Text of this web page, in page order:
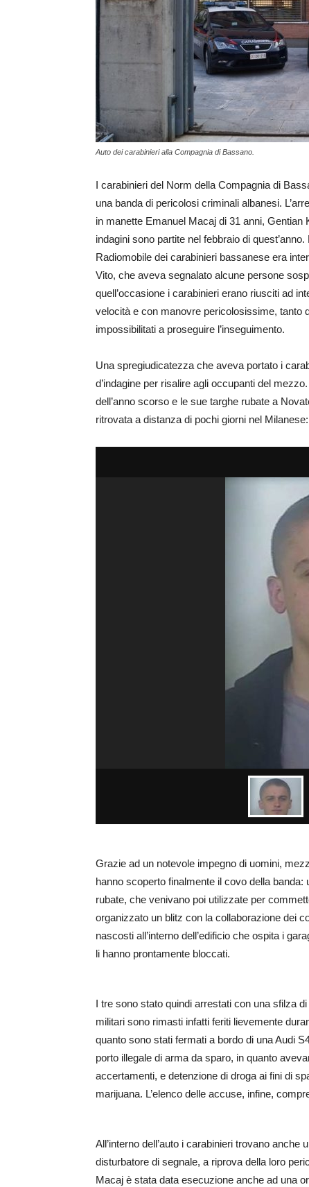
Auto dei carabinieri alla Compagnia di Bassano.
I carabinieri del Norm della Compagnia di
una banda di pericolosi criminali albanesi.
in manette Emanuel Macaj di 31 anni, Gentian
indagini sono partite nel febbraio di
Radiomobile dei carabinieri bassanese era
Vito, che aveva segnalato alcune persone
quell’occasione i carabinieri erano riusciti ad
velocità e con manovre pericolosissime, tanto
impossibilitati a proseguire l’inseguimento.
Una spregiudicatezza che aveva portato i
d’indagine per risalire agli occupanti del
dell’anno scorso e le sue targhe rubate a
ritrovata a distanza di pochi giorni nel
Grazie ad un notevole impegno di uomini,
hanno scoperto finalmente il covo della
rubate, che venivano poi utilizzate per
organizzato un blitz con la collaborazione dei
nascosti all’interno dell’edificio che ospita i
li hanno prontamente bloccati.
I tre sono stato quindi arrestati con una sfilza
militari sono rimasti infatti feriti lievemente
quanto sono stati fermati a bordo di una Audi
porto illegale di arma da sparo, in quanto
accertamenti, e detenzione di droga ai fini di
marijuana. L’elenco delle accuse, infine,
All’interno dell’auto i carabinieri trovano
disturbatore di segnale, a riprova della loro
Macaj è stata data esecuzione anche ad una